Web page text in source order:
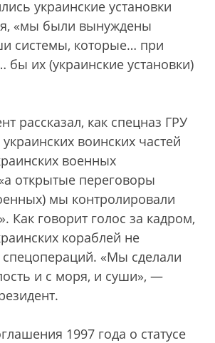
украинские установки
«мы были вынуждены
системы, которые… при
бы их (украинские установки)
рассказал, как спецназ ГРУ
украинских воинских частей
военных
открытые переговоры
мы контролировали
Как говорит голос за кадром,
кораблей не
«Мы сделали
и с моря, и суши», —
1997 года о статусе